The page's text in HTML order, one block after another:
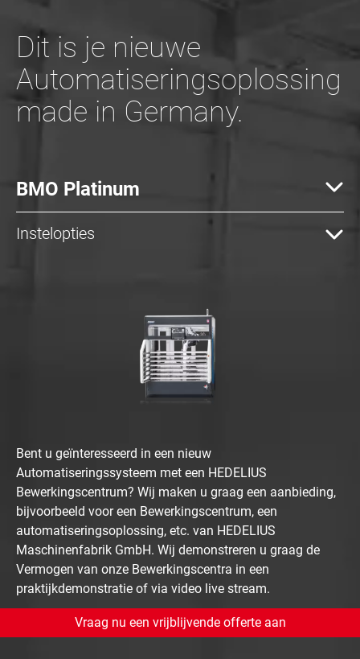
Dit is je nieuwe
Automatiseringsoplossing
made in Germany.
BMO Platinum
Instelopties
Bent u geïnteresseerd in een nieuw
Automatiseringssysteem met een HEDELIUS
Bewerkingscentrum? Wij maken u graag een aanbieding,
bijvoorbeeld voor een Bewerkingscentrum, een
automatiseringsoplossing, etc. van HEDELIUS
Maschinenfabrik GmbH. Wij demonstreren u graag de
Vermogen van onze Bewerkingscentra in een
praktijkdemonstratie of via video live stream.
Vraag nu een vrijblijvende offerte aan